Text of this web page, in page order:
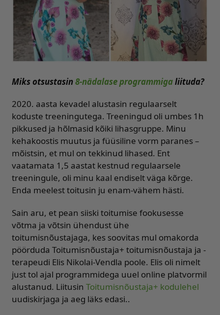
Miks otsustasin8-nädalase programmigaliituda?
2020. aasta kevadel alustasin regulaarselt
koduste treeningutega. Treeningud oli umbes 1h
pikkused ja hõlmasid kõiki lihasgruppe. Minu
kehakoostis muutus ja füüsiline vorm paranes –
mõistsin, et mul on tekkinud lihased. Ent
vaatamata 1,5 aastat kestnud regulaarsele
treeningule, oli minu kaal endiselt väga kõrge.
Enda meelest toitusin ju enam-vähem hästi.
Sain aru, et pean siiski toitumise fookusesse
võtma ja võtsin ühendust ühe
toitumisnõustajaga, kes soovitas mul omakorda
pöörduda Toitumisnõustaja+ toitumisnõustaja ja -
terapeudi Elis Nikolai-Vendla poole. Elis oli nimelt
just tol ajal programmidega uuel online platvormil
alustanud. Liitusin Toitumisnõustaja+ kodulehel
uudiskirjaga ja aeg läks edasi..